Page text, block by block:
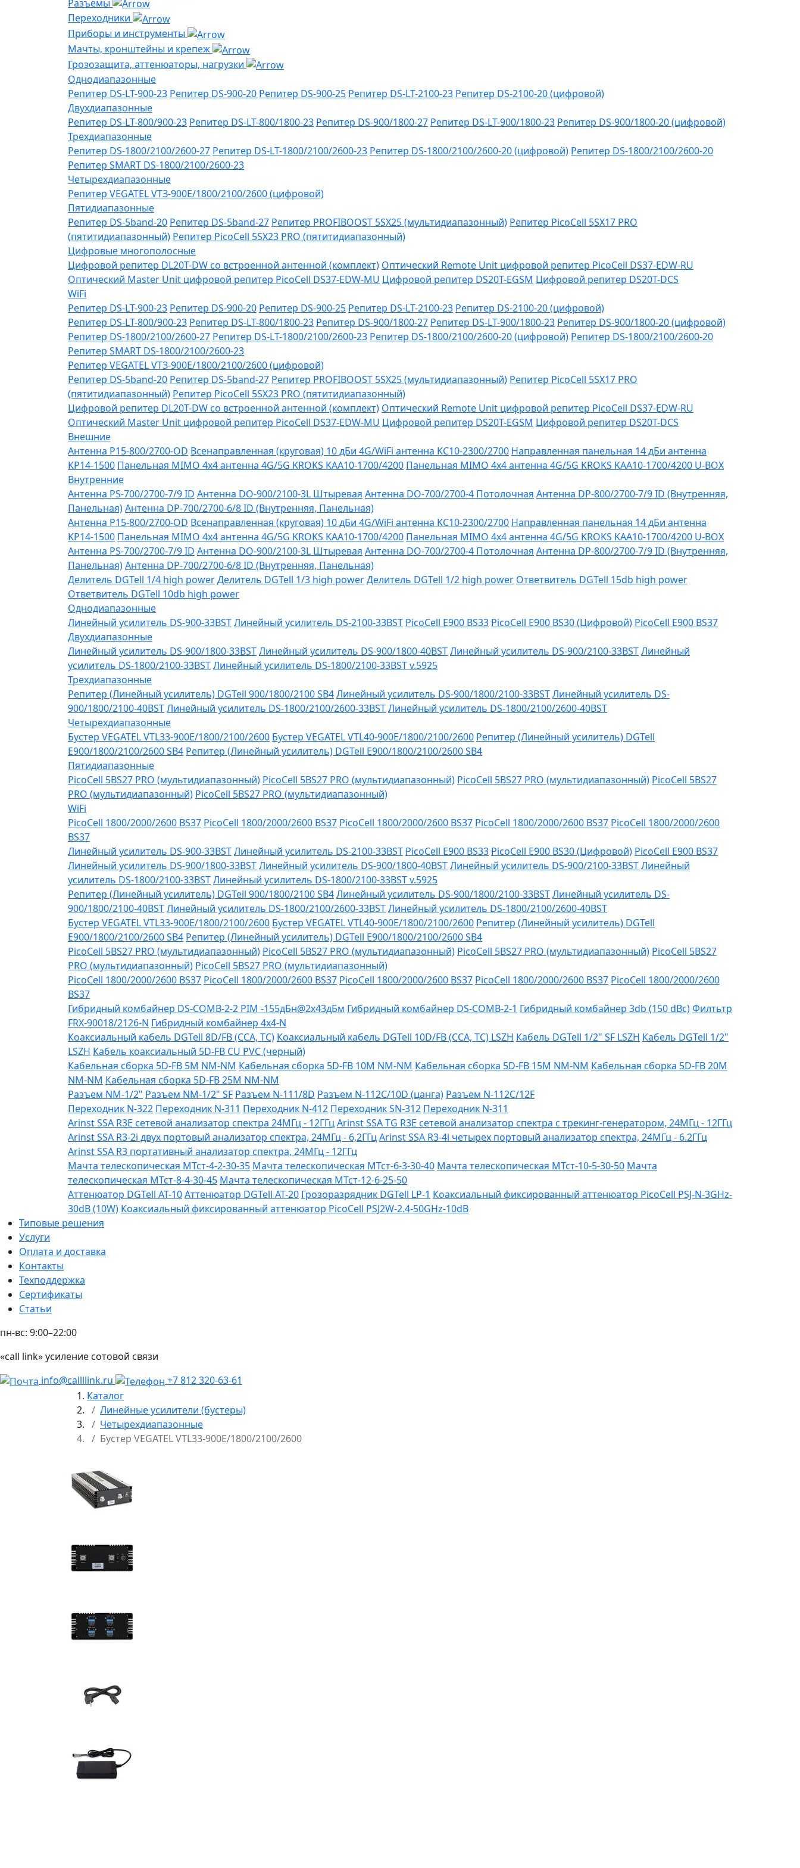
Разъемы
Переходники
Приборы и инструменты
Мачты, кронштейны и крепеж
Грозозащита, аттенюаторы, нагрузки
Однодиапазонные
Репитер DS-LT-900-23 Репитер DS-900-20 Репитер DS-900-25 Репитер DS-LT-2100-23 Репитер DS-2100-20 (цифровой)
Двухдиапазонные
Репитер DS-LT-800/900-23 Репитер DS-LT-800/1800-23 Репитер DS-900/1800-27 Репитер DS-LT-900/1800-23 Репитер DS-900/1800-20 (цифровой)
Трехдиапазонные
Репитер DS-1800/2100/2600-27 Репитер DS-LT-1800/2100/2600-23 Репитер DS-1800/2100/2600-20 (цифровой) Репитер DS-1800/2100/2600-20
Репитер SMART DS-1800/2100/2600-23
Четырехдиапазонные
Репитер VЕGATEL VТЗ-900Е/1800/2100/2600 (цифровой)
Пятидиапазонные
Репитер DS-5band-20 Репитер DS-5band-27 Репитер PROFIBOOST 5SX25 (мультидиапазонный) Репитер PicoCell 5SX17 PRO
(пятитидиапазонный) Репитер PicoCell 5SX23 PRO (пятитидиапазонный)
Цифровые многополосные
Цифровой репитер DL20T-DW со встроенной антенной (комплект) Оптический Remote Unit цифровой репитер PicoCell DS37-EDW-RU
Оптический Master Unit цифровой репитер PicoCell DS37-EDW-MU Цифровой репитер DS20T-EGSM Цифровой репитер DS20T-DCS
WiFi
Репитер DS-LT-900-23 Репитер DS-900-20 Репитер DS-900-25 Репитер DS-LT-2100-23 Репитер DS-2100-20 (цифровой)
Репитер DS-LT-800/900-23 Репитер DS-LT-800/1800-23 Репитер DS-900/1800-27 Репитер DS-LT-900/1800-23 Репитер DS-900/1800-20 (цифровой)
Репитер DS-1800/2100/2600-27 Репитер DS-LT-1800/2100/2600-23 Репитер DS-1800/2100/2600-20 (цифровой) Репитер DS-1800/2100/2600-20
Репитер SMART DS-1800/2100/2600-23
Репитер VЕGATEL VТЗ-900Е/1800/2100/2600 (цифровой)
Репитер DS-5band-20 Репитер DS-5band-27 Репитер PROFIBOOST 5SX25 (мультидиапазонный) Репитер PicoCell 5SX17 PRO
(пятитидиапазонный) Репитер PicoCell 5SX23 PRO (пятитидиапазонный)
Цифровой репитер DL20T-DW со встроенной антенной (комплект) Оптический Remote Unit цифровой репитер PicoCell DS37-EDW-RU
Оптический Master Unit цифровой репитер PicoCell DS37-EDW-MU Цифровой репитер DS20T-EGSM Цифровой репитер DS20T-DCS
Внешние
Антенна P15-800/2700-OD Всенаправленная (круговая) 10 дБи 4G/WiFi антенна KC10-2300/2700 Направленная панельная 14 дБи антенна
KP14-1500 Панельная MIMO 4x4 антенна 4G/5G KROKS KAA10-1700/4200 Панельная MIMO 4x4 антенна 4G/5G KROKS KAA10-1700/4200 U-BOX
Внутренние
Антенна PS-700/2700-7/9 ID Антенна DO-900/2100-3L Штыревая Антенна DO-700/2700-4 Потолочная Антенна DP-800/2700-7/9 ID (Внутренняя,
Панельная)Антенна DP-700/2700-6/8 ID (Внутренняя, Панельная)
Антенна P15-800/2700-OD Всенаправленная (круговая) 10 дБи 4G/WiFi антенна KC10-2300/2700 Направленная панельная 14 дБи антенна
KP14-1500 Панельная MIMO 4x4 антенна 4G/5G KROKS KAA10-1700/4200 Панельная MIMO 4x4 антенна 4G/5G KROKS KAA10-1700/4200 U-BOX
Антенна PS-700/2700-7/9 ID Антенна DO-900/2100-3L Штыревая Антенна DO-700/2700-4 Потолочная Антенна DP-800/2700-7/9 ID (Внутренняя,
Панельная)Антенна DP-700/2700-6/8 ID (Внутренняя, Панельная)
Делитель DGTell 1/4 high powerДелитель DGTell 1/3 high powerДелитель DGTell 1/2 high power Ответвитель DGTell 15db high power
Ответвитель DGTell 10db high power
Однодиапазонные
Линейный усилитель DS-900-33BSTЛинейный усилитель DS-2100-33BST PicoCell E900 BS33 PicoCell E900 BS30 (Цифровой) PicoCell E900 BS37
Двухдиапазонные
Линейный усилитель DS-900/1800-33BSTЛинейный усилитель DS-900/1800-40BSTЛинейный усилитель DS-900/2100-33BSTЛинейный
усилитель DS-1800/2100-33BSTЛинейный усилитель DS-1800/2100-33BST v.5925
Трехдиапазонные
Репитер (Линейный усилитель) DGTell 900/1800/2100 SB4Линейный усилитель DS-900/1800/2100-33BSTЛинейный усилитель DS-
900/1800/2100-40BSTЛинейный усилитель DS-1800/2100/2600-33BSTЛинейный усилитель DS-1800/2100/2600-40BST
Четырехдиапазонные
Бустер VEGATEL VTL33-900E/1800/2100/2600 Бустер VEGATEL VTL40-900E/1800/2100/2600 Репитер (Линейный усилитель) DGTell
Е900/1800/2100/2600 SB4 Репитер (Линейный усилитель) DGTell Е900/1800/2100/2600 SB4
Пятидиапазонные
PicoCell 5BS27 PRO (мультидиапазонный) PicoCell 5BS27 PRO (мультидиапазонный) PicoCell 5BS27 PRO (мультидиапазонный) PicoCell 5BS27
PRO (мультидиапазонный) PicoCell 5BS27 PRO (мультидиапазонный)
WiFi
PicoCell 1800/2000/2600 BS37 PicoCell 1800/2000/2600 BS37 PicoCell 1800/2000/2600 BS37 PicoCell 1800/2000/2600 BS37 PicoCell 1800/2000/2600
BS37
Линейный усилитель DS-900-33BSTЛинейный усилитель DS-2100-33BST PicoCell E900 BS33 PicoCell E900 BS30 (Цифровой) PicoCell E900 BS37
Линейный усилитель DS-900/1800-33BSTЛинейный усилитель DS-900/1800-40BSTЛинейный усилитель DS-900/2100-33BSTЛинейный
усилитель DS-1800/2100-33BSTЛинейный усилитель DS-1800/2100-33BST v.5925
Репитер (Линейный усилитель) DGTell 900/1800/2100 SB4Линейный усилитель DS-900/1800/2100-33BSTЛинейный усилитель DS-
900/1800/2100-40BSTЛинейный усилитель DS-1800/2100/2600-33BSTЛинейный усилитель DS-1800/2100/2600-40BST
Бустер VEGATEL VTL33-900E/1800/2100/2600 Бустер VEGATEL VTL40-900E/1800/2100/2600 Репитер (Линейный усилитель) DGTell
Е900/1800/2100/2600 SB4 Репитер (Линейный усилитель) DGTell Е900/1800/2100/2600 SB4
PicoCell 5BS27 PRO (мультидиапазонный) PicoCell 5BS27 PRO (мультидиапазонный) PicoCell 5BS27 PRO (мультидиапазонный) PicoCell 5BS27
PRO (мультидиапазонный) PicoCell 5BS27 PRO (мультидиапазонный)
PicoCell 1800/2000/2600 BS37 PicoCell 1800/2000/2600 BS37 PicoCell 1800/2000/2600 BS37 PicoCell 1800/2000/2600 BS37 PicoCell 1800/2000/2600
BS37
Гибридный комбайнер DS-COMB-2-2 PIM -155дБн@2x43дБм Гибридный комбайнер DS-COMB-2-1 Гибридный комбайнер 3db (150 dBc)Филтьтр
FRX-90018/2126-N Гибридный комбайнер 4х4-N
Коаксиальный кабель DGTell 8D/FB (CCA, TC) Коаксиальный кабель DGTell 10D/FB (CCA, TC) LSZH Кабель DGTell 1/2" SF LSZH Кабель DGTell 1/2"
LSZH Кабель коаксиальный 5D-FB CU PVC (черный)
Кабельная сборка 5D-FB 5М NM-NM Кабельная сборка 5D-FB 10М NM-NM Кабельная сборка 5D-FB 15М NM-NM Кабельная сборка 5D-FB 20М
NM-NM Кабельная сборка 5D-FB 25М NM-NM
Разъем NM-1/2" Разъем NM-1/2" SF Разъем N-111/8D Разъем N-112C/10D (цанга) Разъем N-112C/12F
Переходник N-322 Переходник N-311 Переходник N-412 Переходник SN-312 Переходник N-311
Arinst SSA R3Е сетевой анализатор спектра 24МГц - 12ГГцArinst SSA TG R3Е сетевой анализатор спектра с трекинг-генератором, 24МГц - 12ГГц
Arinst SSA R3-2i двух портовый анализатор спектра, 24МГц - 6,2ГГцArinst SSA R3-4i четырех портовый анализатор спектра, 24МГц - 6.2ГГц
Arinst SSA R3 портативный анализатор спектра, 24МГц - 12ГГц
Мачта телескопическая МТст-4-2-30-35 Мачта телескопическая МТст-6-3-30-40 Мачта телескопическая МТст-10-5-30-50 Мачта
телескопическая МТст-8-4-30-45 Мачта телескопическая МТст-12-6-25-50
Аттенюатор DGTell AT-10Аттенюатор DGTell AT-20 Грозоразрядник DGTell LP-1 Коаксиальный фиксированный аттенюатор PicoCell PSJ-N-3GHz-
30dB (10W) Коаксиальный фиксированный аттенюатор PicoCell PSJ2W-2.4-50GHz-10dB
Типовые решения
Услуги
Оплата и доставка
Контакты
Техподдержка
Сертификаты
Статьи
пн-вс: 9:00–22:00
«call link» усиление сотовой связи
info@callllink.ru
+7 812 320-63-61
Каталог
Линейные усилители (бустеры)
Четырехдиапазонные
Бустер VEGATEL VTL33-900E/1800/2100/2600